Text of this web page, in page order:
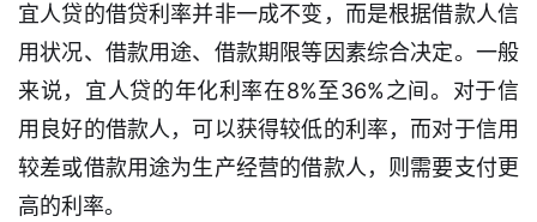
宜人贷的借贷利率并非一成不变，而是根据借款人信
用状况、借款用途、借款期限等因素综合决定。一般
来说，宜人贷的年化利率在8%至36%之间。对于信
用良好的借款人，可以获得较低的利率，而对于信用
较差或借款用途为生产经营的借款人，则需要支付更
高的利率。